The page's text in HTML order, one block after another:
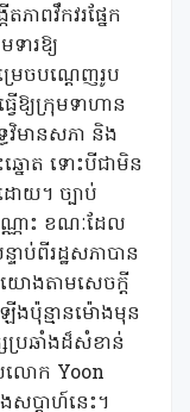
ាពវឹកវរផ្នែក
ារឱ្យ
េចបណ្តេញរូប
ឱ្យក្រុមទាហាន
វិមានសភា និង
ឆ្នោត ទោះបីជាមិន
ោយ។ ច្បាប់
ណោះ ខណៈដែល
ាប់ពីរដ្ឋសភាបាន
យោងតាមសេចក្តី
ងប៉ុន្មានម៉ោងមុន
រឆាំងដ៏សំខាន់
បលោក Yoon
ប្តាហ៍នេះ។